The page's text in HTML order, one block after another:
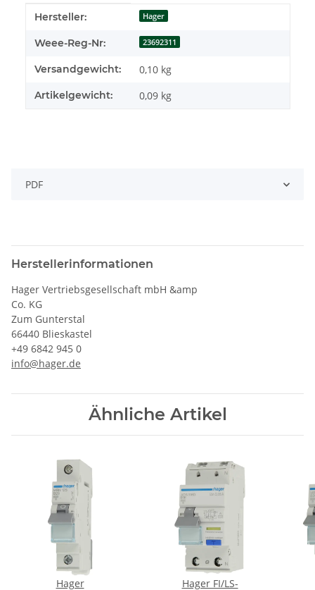
Produkteigenschaft
Wert
Hersteller: Hager
Weee-Reg-Nr: 23692311
Versandgewicht: 0,10 kg
Artikelgewicht: 0,09 kg
PDF
Herstellerinformationen
Hager Vertriebs­ge­sell­schaft mbH &amp
Co. KG
Zum Gunter­stal
66440 Blies­kastel
+49 6842 945 0
info@hager.de
Ähnliche Artikel
Hager Hager FI/LS-